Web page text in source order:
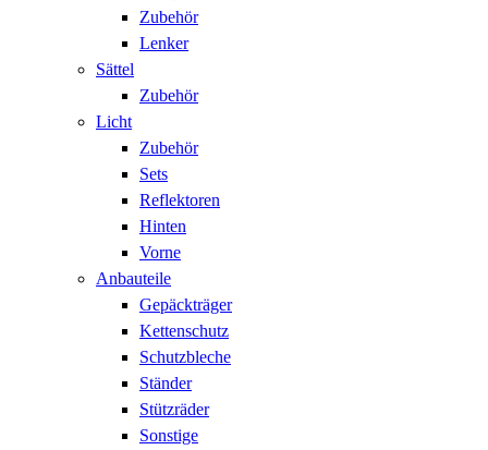
Zubehör
Lenker
Sättel
Zubehör
Licht
Zubehör
Sets
Reflektoren
Hinten
Vorne
Anbauteile
Gepäckträger
Kettenschutz
Schutzbleche
Ständer
Stützräder
Sonstige